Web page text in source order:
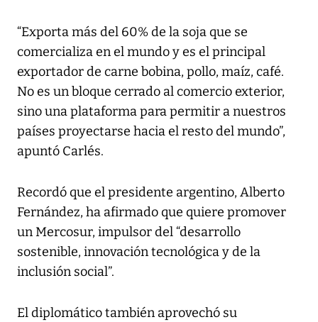
“Exporta más del 60% de la soja que se
comercializa en el mundo y es el principal
exportador de carne bobina, pollo, maíz, café.
No es un bloque cerrado al comercio exterior,
sino una plataforma para permitir a nuestros
países proyectarse hacia el resto del mundo”,
apuntó Carlés.
Recordó que el presidente argentino, Alberto
Fernández, ha afirmado que quiere promover
un Mercosur, impulsor del “desarrollo
sostenible, innovación tecnológica y de la
inclusión social”.
El diplomático también aprovechó su